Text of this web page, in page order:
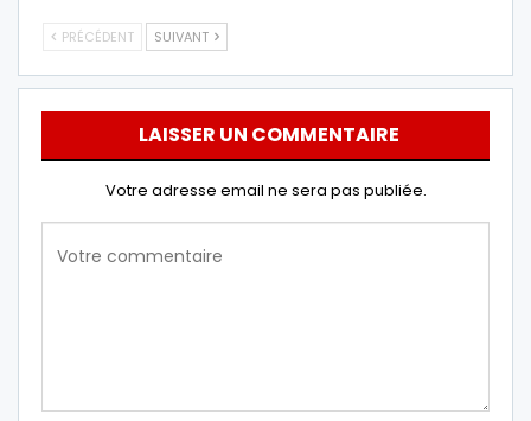
PRÉCÉDENT SUIVANT
LAISSER UN COMMENTAIRE
Votre adresse email ne sera pas publiée.